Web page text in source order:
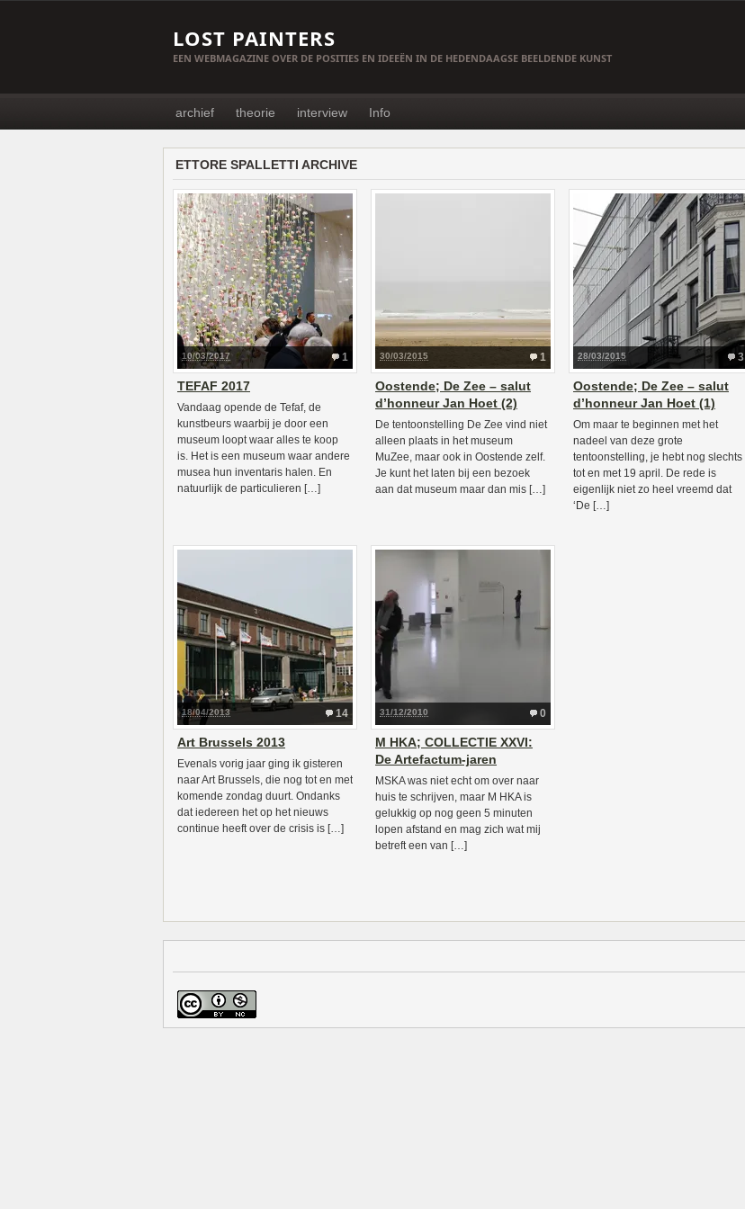
LOST PAINTERS
EEN WEBMAGAZINE OVER DE POSITIES EN IDEEËN IN DE HEDENDAAGSE BEELDENDE KUNST
archief theorie interview Info
ETTORE SPALLETTI ARCHIVE
1
10/03/2017
TEFAF 2017
Vandaag opende de Tefaf, de
kunstbeurs waarbij je door een
museum loopt waar alles te koop
is. Het is een museum waar andere
musea hun inventaris halen. En
natuurlijk de particulieren […]
1
30/03/2015
Oostende; De Zee – salut
d’honneur Jan Hoet (2)
De tentoonstelling De Zee vind niet
alleen plaats in het museum
MuZee, maar ook in Oostende zelf.
Je kunt het laten bij een bezoek
aan dat museum maar dan mis […]
3
28/03/2015
Oostende; De Zee – salut
d’honneur Jan Hoet (1)
Om maar te beginnen met het
nadeel van deze grote
tentoonstelling, je hebt nog slechts
tot en met 19 april. De rede is
eigenlijk niet zo heel vreemd dat
‘De […]
14
18/04/2013
Art Brussels 2013
Evenals vorig jaar ging ik gisteren
naar Art Brussels, die nog tot en met
komende zondag duurt. Ondanks
dat iedereen het op het nieuws
continue heeft over de crisis is […]
0
31/12/2010
M HKA; COLLECTIE XXVI:
De Artefactum-jaren
MSKA was niet echt om over naar
huis te schrijven, maar M HKA is
gelukkig op nog geen 5 minuten
lopen afstand en mag zich wat mij
betreft een van […]